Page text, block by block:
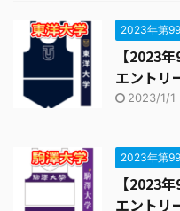
2023年第
【2023
エントリ
2023/1/1
2023年第
【2023
エントリ